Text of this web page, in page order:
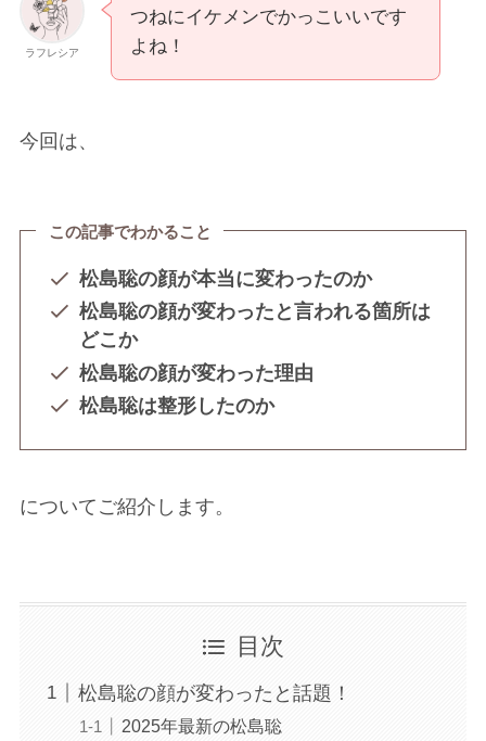
ラフレシア
つねにイケメンでかっこいいです
よね！
今回は、
この記事でわかること
松島聡の顔が本当に変わったのか
松島聡の顔が変わったと言われる箇所は
どこか
松島聡の顔が変わった理由
松島聡は整形したのか
についてご紹介します。
目次
松島聡の顔が変わったと話題！
2025年最新の松島聡